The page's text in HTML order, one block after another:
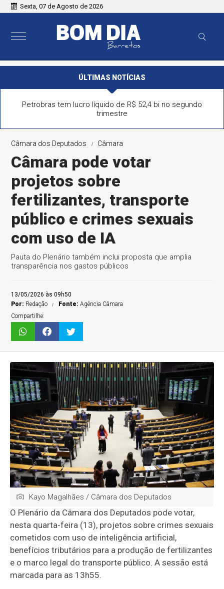
Sexta, 07 de Agosto de 2026
ÚLTIMAS NOTÍCIAS
Petrobras tem lucro líquido de R$ 52,4 bi no segundo
trimestre
Câmara dos Deputados Câmara
Câmara pode votar
projetos sobre
fertilizantes, transporte
público e crimes sexuais
com uso de IA
Pauta do Plenário também inclui proposta que amplia
transparência nos gastos públicos
13/05/2026 às 09h50
Por: Redação Fonte:Agência Câmara
Compartilhe:
Kayo Magalhães / Câmara dos Deputados
O Plenário da Câmara dos Deputados pode votar,
nesta quarta-feira (13), projetos sobre crimes sexuais
cometidos com uso de inteligência artificial,
benefícios tributários para a produção de fertilizantes
e o marco legal do transporte público. A sessão está
marcada para as 13h55.